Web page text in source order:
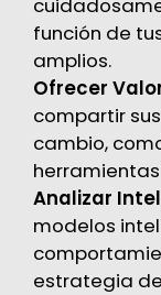
función de
amplios.
Ofrecer
compartir
cambio,
Analizar
modelos
estrategia